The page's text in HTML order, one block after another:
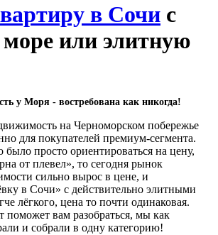
в Сочи с
или элитную
у Моря - востребована как никогда!
на Черноморском побережье
для покупателей премиум-сегмента.
просто ориентироваться на цену,
от плевел», то сегодня рынок
сильно вырос в цене, и
в Сочи» с действительно элитными
лёгкого, цена то почти одинаковая.
поможет вам разобраться, мы как
и собрали в одну категорию!